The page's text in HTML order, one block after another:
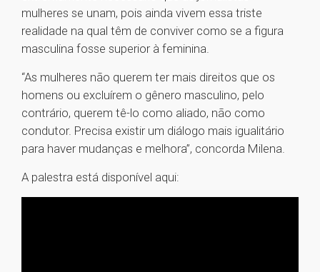
mulheres se unam, pois ainda vivem essa triste
realidade na qual têm de conviver como se a figura
masculina fosse superior à feminina.
“As mulheres não querem ter mais direitos que os
homens ou excluírem o gênero masculino, pelo
contrário, querem tê-lo como aliado, não como
condutor. Precisa existir um diálogo mais igualitário
para haver mudanças e melhora”, concorda Milena.
A palestra está disponível aqui: